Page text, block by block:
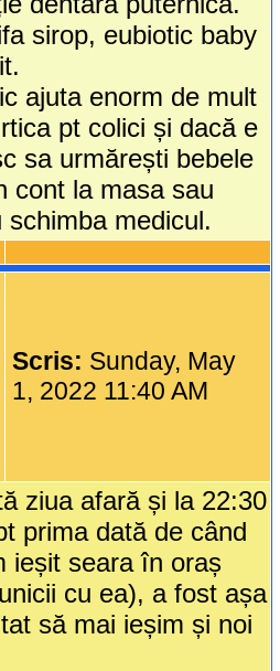
sirop, eubiotic baby
ajuta enorm de mult
pt colici și dacă e
sa urmărești bebele
cont la masa sau
medicul.
Scris: Sunday, May
1, 2022 11:40 AM
ziua afară și la 22:30
prima dată de când
ieșit seara în oraș
cu ea), a fost așa
să mai ieșim și noi